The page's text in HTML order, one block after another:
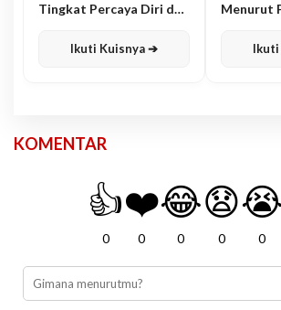
Tingkat Percaya Diri dan
Ikuti Kuisnya ➔
Menurut
Ikuti
KOMENTAR
👍
0
❤️
0
😂
0
😧
0
😭
0